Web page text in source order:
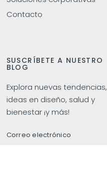
Contacto
SUSCRÍBETE A NUESTRO
BLOG
Explora nuevas tendencias,
ideas en diseño, salud y
bienestar ¡y más!
Correo electrónico